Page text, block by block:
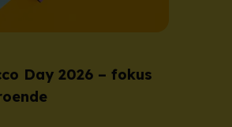
Day 2026 – fokus